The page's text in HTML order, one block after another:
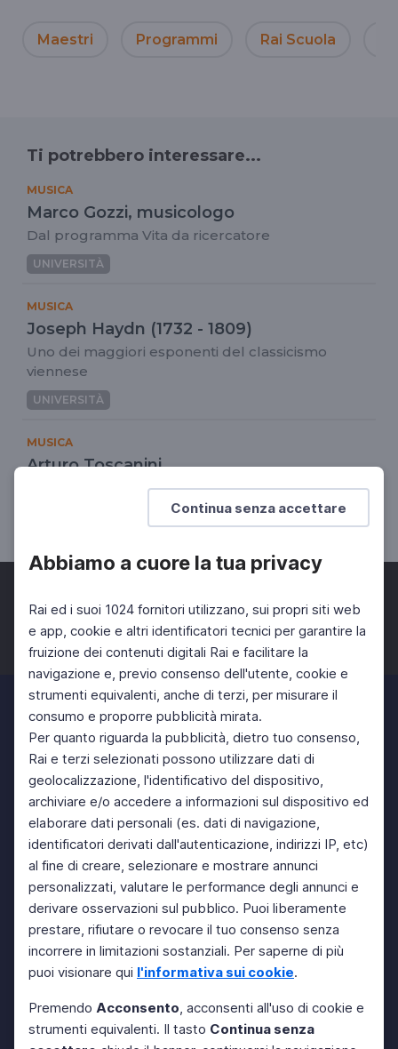
Continua senza accettare
Abbiamo a cuore la tua privacy
Rai ed i suoi 1024 fornitori utilizzano, sui propri siti web
e app, cookie e altri identificatori tecnici per garantire la
fruizione dei contenuti digitali Rai e facilitare la
navigazione e, previo consenso dell'utente, cookie e
strumenti equivalenti, anche di terzi, per misurare il
consumo e proporre pubblicità mirata.
Per quanto riguarda la pubblicità, dietro tuo consenso,
Rai e terzi selezionati possono utilizzare dati di
geolocalizzazione, l'identificativo del dispositivo,
archiviare e/o accedere a informazioni sul dispositivo ed
elaborare dati personali (es. dati di navigazione,
identificatori derivati dall'autenticazione, indirizzi IP, etc)
al fine di creare, selezionare e mostrare annunci
personalizzati, valutare le performance degli annunci e
derivare osservazioni sul pubblico. Puoi liberamente
prestare, rifiutare o revocare il tuo consenso senza
incorrere in limitazioni sostanziali. Per saperne di più
puoi visionare qui l'informativa sui cookie.
Premendo Acconsento, acconsenti all'uso di cookie e
strumenti equivalenti. Il tasto Continua senza
Maestri Programmi Rai Scuola
Ti potrebbero interessare...
MUSICA
Marco Gozzi, musicologo
Dal programma Vita da ricercatore
UNIVERSITÀ
MUSICA
Joseph Haydn (1732 - 1809)
Uno dei maggiori esponenti del classicismo
viennese
UNIVERSITÀ
MUSICA
Arturo Toscanini
I grandi della musica
SCUOLA SECONDARIA 2°
Facebook Twitter Instagram